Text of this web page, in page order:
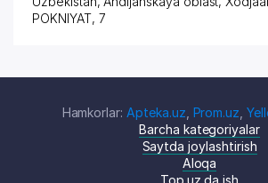
POKNIYAT, 7
Hamkorlar: Apteka.uz Prom.uz ,
Barcha kategoriyalar
Saytda joylashtirish
Aloqa
Top.uz da ish